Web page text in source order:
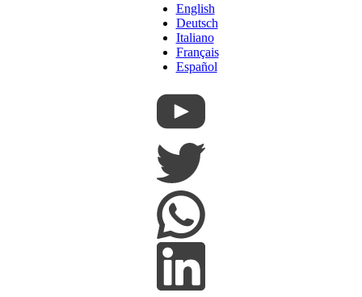
English
Deutsch
Italiano
Français
Español